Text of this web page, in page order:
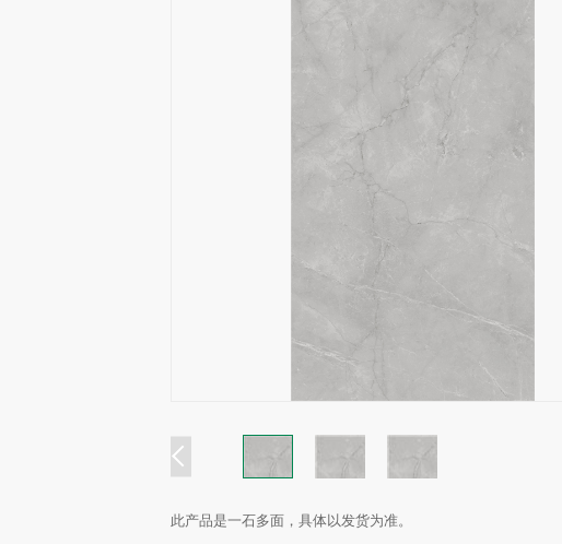
此产品是一石多面，具体以发货为准。